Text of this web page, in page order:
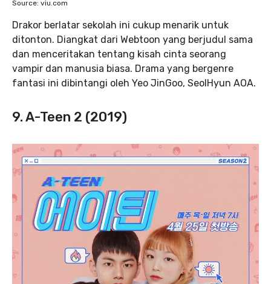
Source: viu.com
Drakor berlatar sekolah ini cukup menarik untuk
ditonton. Diangkat dari Webtoon yang berjudul sama
dan menceritakan tentang kisah cinta seorang
vampir dan manusia biasa. Drama yang bergenre
fantasi ini dibintangi oleh Yeo JinGoo, SeolHyun AOA.
9. A-Teen 2 (2019)